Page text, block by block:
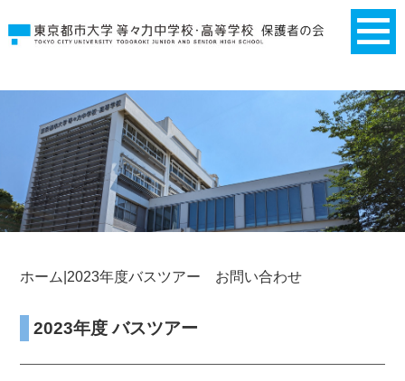
ホーム |2023年度バスツアー お問い合わせ
2023年度 バスツアー